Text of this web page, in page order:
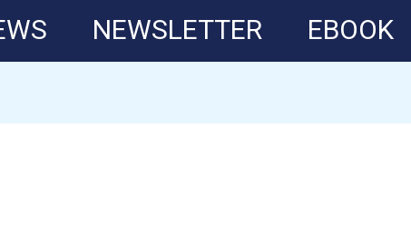
NEWSLETTER EBOOK